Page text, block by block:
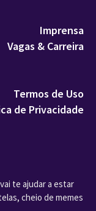
te ajudar a estar
cheio de memes
Imprensa
Vagas & Carreira
Termos de Uso
de Privacidade